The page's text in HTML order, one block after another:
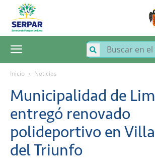
SERPAR
Servicio
de
Parques
Inicio Noticias
Municipalidad de
entregó renovado
polideportivo en
del Triunfo